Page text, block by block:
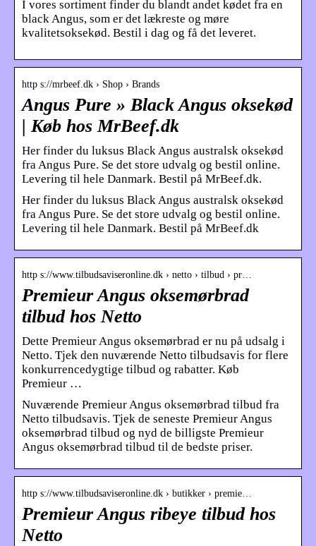
I vores sortiment finder du blandt andet kødet fra en
black Angus, som er det lækreste og møre
kvalitetsoksekød. Bestil i dag og få det leveret.
http s://mrbeef.dk › Shop › Brands
Angus Pure » Black Angus oksekød
| Køb hos MrBeef.dk
Her finder du luksus Black Angus australsk oksekød
fra Angus Pure. Se det store udvalg og bestil online.
Levering til hele Danmark. Bestil på MrBeef.dk.
Her finder du luksus Black Angus australsk oksekød
fra Angus Pure. Se det store udvalg og bestil online.
Levering til hele Danmark. Bestil på MrBeef.dk
http s://www.tilbudsaviseronline.dk › netto › tilbud › pr…
Premieur Angus oksemørbrad
tilbud hos Netto
Dette Premieur Angus oksemørbrad er nu på udsalg i
Netto. Tjek den nuværende Netto tilbudsavis for flere
konkurrencedygtige tilbud og rabatter. Køb
Premieur …
Nuværende Premieur Angus oksemørbrad tilbud fra
Netto tilbudsavis. Tjek de seneste Premieur Angus
oksemørbrad tilbud og nyd de billigste Premieur
Angus oksemørbrad tilbud til de bedste priser.
http s://www.tilbudsaviseronline.dk › butikker › premie…
Premieur Angus ribeye tilbud hos
Netto